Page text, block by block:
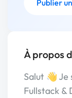
Publier
À propos
Salut 👋 Je
Fullstack &